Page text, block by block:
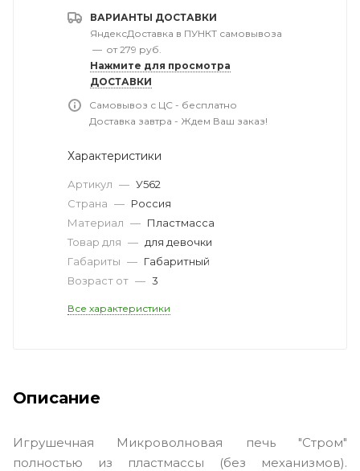
ВАРИАНТЫ ДОСТАВКИ
ЯндексДоставка в ПУНКТ самовывоза
— от 279 руб.
Нажмите для просмотра
ДОСТАВКИ
Самовывоз с ЦС - бесплатно
Доставка завтра - Ждем Ваш заказ!
Характеристики
Артикул — У562
Страна — Россия
Материал — Пластмасса
Товар для — для девочки
Габариты — Габаритный
Возраст от — 3
Все характеристики
Описание
Игрушечная Микроволновая печь "Стром"
полностью из пластмассы (без механизмов).